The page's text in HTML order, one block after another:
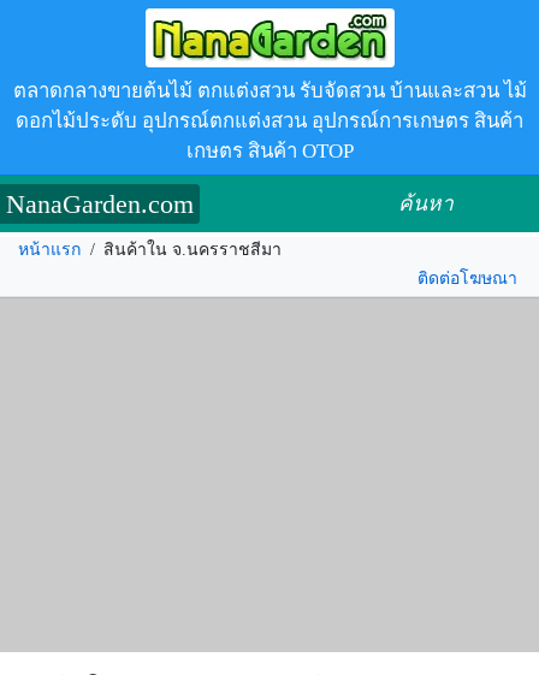
ตลาดกลางขายต้นไม้ ตกแต่งสวน รับจัดสวน บ้านและสวน ไม้
ดอกไม้ประดับ อุปกรณ์ตกแต่งสวน อุปกรณ์การเกษตร สินค้า
เกษตร สินค้า OTOP
NanaGarden.com ค้นหา
หน้าแรก / สินค้าใน จ.นครราชสีมา
ติดต่อโฆษณา